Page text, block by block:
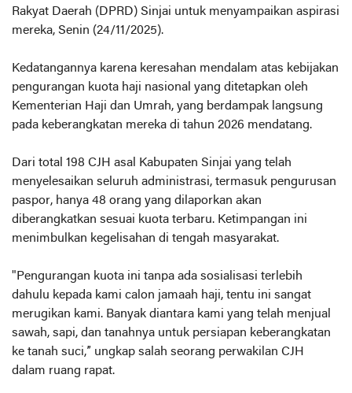
Rakyat Daerah (DPRD) Sinjai untuk menyampaikan aspirasi
mereka, Senin (24/11/2025).
Kedatangannya karena keresahan mendalam atas kebijakan
pengurangan kuota haji nasional yang ditetapkan oleh
Kementerian Haji dan Umrah, yang berdampak langsung
pada keberangkatan mereka di tahun 2026 mendatang.
Dari total 198 CJH asal Kabupaten Sinjai yang telah
menyelesaikan seluruh administrasi, termasuk pengurusan
paspor, hanya 48 orang yang dilaporkan akan
diberangkatkan sesuai kuota terbaru. Ketimpangan ini
menimbulkan kegelisahan di tengah masyarakat.
"Pengurangan kuota ini tanpa ada sosialisasi terlebih
dahulu kepada kami calon jamaah haji, tentu ini sangat
merugikan kami. Banyak diantara kami yang telah menjual
sawah, sapi, dan tanahnya untuk persiapan keberangkatan
ke tanah suci,” ungkap salah seorang perwakilan CJH
dalam ruang rapat.